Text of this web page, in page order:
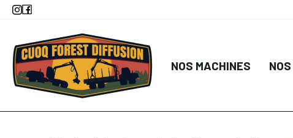
Aller
principal
NOS MACHINES